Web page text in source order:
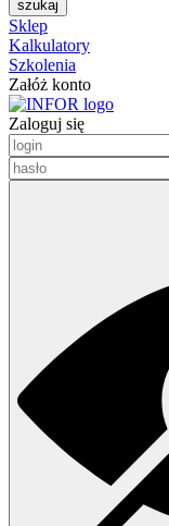
Sklep
Kalkulatory
Szkolenia
Załóż konto
Zaloguj się